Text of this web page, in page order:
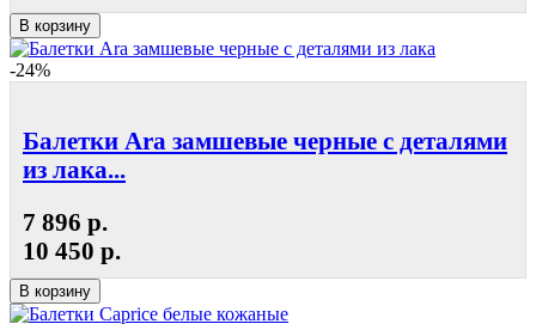
В корзину
-24%
Балетки Ara замшевые черные с деталями
из лака...
7 896 р.
10 450 р.
В корзину